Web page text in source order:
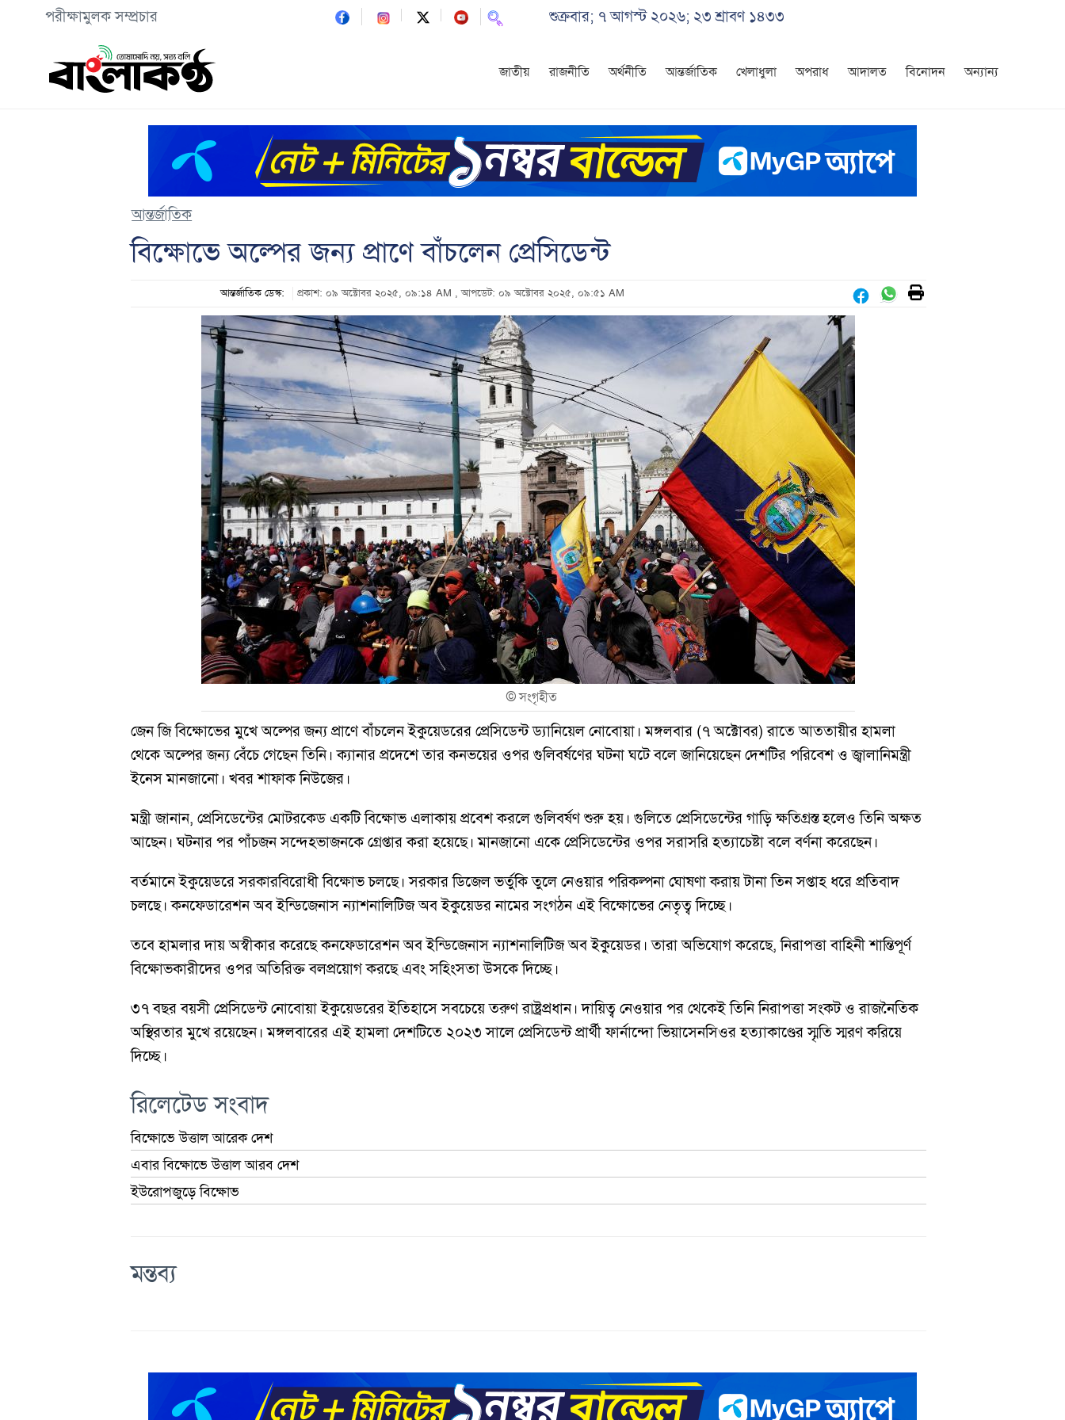
পরীক্ষামুলক সম্প্রচার শুক্রবার; ৭ আগস্ট ২০২৬; ২৩ শ্রাবণ ১৪৩৩
জাতীয় রাজনীতি অর্থনীতি আন্তর্জাতিক খেলাধুলা অপরাধ আদালত বিনোদন অন্যান্য
আন্তর্জাতিক
বিক্ষোভে অল্পের জন্য প্রাণে বাঁচলেন প্রেসিডেন্ট
আন্তর্জাতিক ডেস্ক: প্রকাশ: ০৯ অক্টোবর ২০২৫, ০৯:১৪ AM , আপডেট: ০৯ অক্টোবর ২০২৫, ০৯:৫১ AM
©সংগৃহীত
জেন জি বিক্ষোভের মুখে অল্পের জন্য প্রাণে বাঁচলেন ইকুয়েডরের প্রেসিডেন্ট ড্যানিয়েল নোবোয়া। মঙ্গলবার (৭ অক্টোবর) রাতে আততায়ীর হামলা
থেকে অল্পের জন্য বেঁচে গেছেন তিনি। ক্যানার প্রদেশে তার কনভয়ের ওপর গুলিবর্ষণের ঘটনা ঘটে বলে জানিয়েছেন দেশটির পরিবেশ ও জ্বালানিমন্ত্রী
ইনেস মানজানো। খবর শাফাক নিউজের।
মন্ত্রী জানান, প্রেসিডেন্টের মোটরকেড একটি বিক্ষোভ এলাকায় প্রবেশ করলে গুলিবর্ষণ শুরু হয়। গুলিতে প্রেসিডেন্টের গাড়ি ক্ষতিগ্রস্ত হলেও তিনি অক্ষত
আছেন। ঘটনার পর পাঁচজন সন্দেহভাজনকে গ্রেপ্তার করা হয়েছে। মানজানো একে প্রেসিডেন্টের ওপর সরাসরি হত্যাচেষ্টা বলে বর্ণনা করেছেন।
বর্তমানে ইকুয়েডরে সরকারবিরোধী বিক্ষোভ চলছে। সরকার ডিজেল ভর্তুকি তুলে নেওয়ার পরিকল্পনা ঘোষণা করায় টানা তিন সপ্তাহ ধরে প্রতিবাদ
চলছে। কনফেডারেশন অব ইন্ডিজেনাস ন্যাশনালিটিজ অব ইকুয়েডর নামের সংগঠন এই বিক্ষোভের নেতৃত্ব দিচ্ছে।
তবে হামলার দায় অস্বীকার করেছে কনফেডারেশন অব ইন্ডিজেনাস ন্যাশনালিটিজ অব ইকুয়েডর। তারা অভিযোগ করেছে, নিরাপত্তা বাহিনী শান্তিপূর্ণ
বিক্ষোভকারীদের ওপর অতিরিক্ত বলপ্রয়োগ করছে এবং সহিংসতা উসকে দিচ্ছে।
৩৭ বছর বয়সী প্রেসিডেন্ট নোবোয়া ইকুয়েডরের ইতিহাসে সবচেয়ে তরুণ রাষ্ট্রপ্রধান। দায়িত্ব নেওয়ার পর থেকেই তিনি নিরাপত্তা সংকট ও রাজনৈতিক
অস্থিরতার মুখে রয়েছেন। মঙ্গলবারের এই হামলা দেশটিতে ২০২৩ সালে প্রেসিডেন্ট প্রার্থী ফার্নান্দো ভিয়াসেনসিওর হত্যাকাণ্ডের স্মৃতি স্মরণ করিয়ে
দিচ্ছে।
রিলেটেড সংবাদ
বিক্ষোভে উত্তাল আরেক দেশ
এবার বিক্ষোভে উত্তাল আরব দেশ
ইউরোপজুড়ে বিক্ষোভ
মন্তব্য